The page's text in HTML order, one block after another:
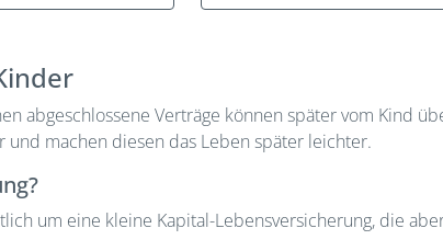
abgeschlossene Verträge können später vom Kind
machen diesen das Leben später leichter.
um eine kleine Kapital-Lebensversicherung, die